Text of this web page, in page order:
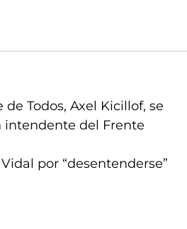
Todos, Axel Kicillof, se
intendente del Frente
por “desentenderse”